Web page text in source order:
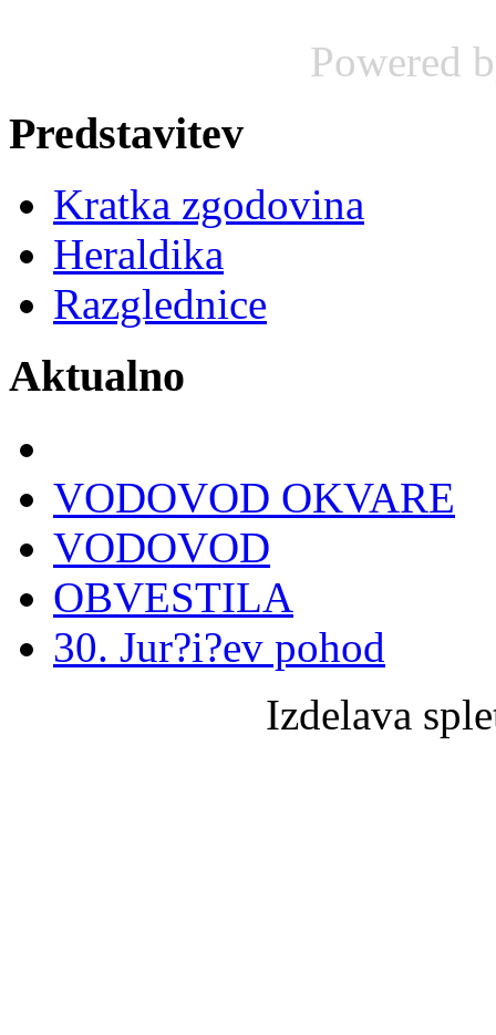
Powered
Predstavitev
Kratka zgodovina
Heraldika
Razglednice
Aktualno
VODOVOD OKVARE
VODOVOD
OBVESTILA
30. Jur?i?ev pohod
Izdelava